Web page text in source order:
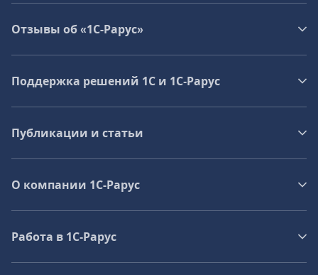
Отзывы об «1С-Рарус»
Поддержка решений 1С и 1С‑Рарус
Публикации и статьи
О компании 1C-Рарус
Работа в 1С‑Рарус